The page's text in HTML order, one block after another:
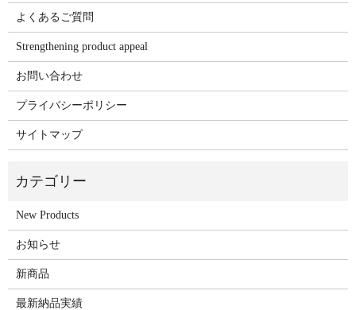
よくあるご質問
Strengthening product appeal
お問い合わせ
プライバシーポリシー
サイトマップ
New Products
お知らせ
新商品
最新納品実績